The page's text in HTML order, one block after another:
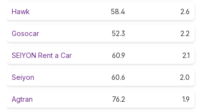
Hawk 58.4 2.6
Gosocar 52.3 2.2
SEIYON Rent a Car 60.9 2.1
Seiyon 60.6 2.0
Agtran 76.2 1.9